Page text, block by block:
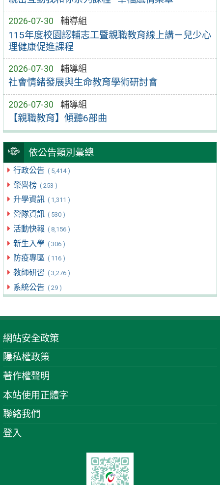
2026-07-30 輔導組
115年度校園認輔志工暨親職教育線上講－兒少心
理健康促進課程
2026-07-30 輔導組
社會情緒發展與生命教育學術研討會
2026-07-30 輔導組
【親職教育】傾聽6部曲
依公告類別彙總
行政公告 ( 5,414 )
榮譽榜 ( 253 )
升學資訊 ( 1,311 )
營隊資訊 ( 530 )
活動快報 ( 8,156 )
新生入學 ( 306 )
防疫專區 ( 116 )
教師研習 ( 3,276 )
系統公告 ( 29 )
網站安全政策
隱私權政策
著作權聲明
本站使用正體字
聯絡我們
登入